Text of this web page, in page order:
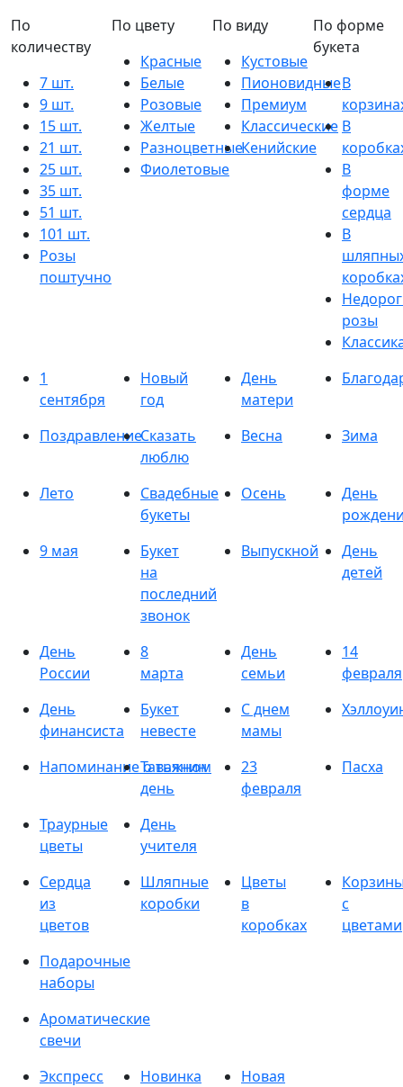
По
количеству
7 шт.
9 шт.
15 шт.
21 шт.
25 шт.
35 шт.
51 шт.
101 шт.
Розы
поштучно
По цвету
Красные
Белые
Розовые
Желтые
Разноцветные
Фиолетовые
По виду
Кустовые
Пионовидные
Премиум
Классические
Кенийские
По форме
букета
В
В
В
форме
сердца
В
розы
1
сентября
Новый
год
День
матери
ПоздравлениеСказать
люблю
Весна Зима
Лето
Свадебные
букеты
Осень
День
9 мая
Букет
на
последний
звонок
Выпускной
День
детей
День
России
8
марта
День
семьи
14
февраля
День
финансиста
Букет
невесте
С днем
мамы
Напоминание о важном
Татьянин
день
23
февраля
Пасха
Траурные
цветы
День
учителя
Сердца
из
цветов
Шляпные
коробки
Цветы
в
коробках
с
цветами
Подарочные
наборы
Ароматические
свечи
Экспресс
Новинка
Новая